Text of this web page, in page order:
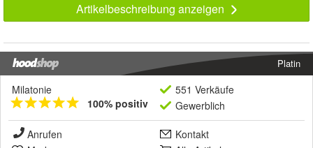
Artikelbeschreibung anzeigen
Platin
Milatonie
100% positiv
551 Verkäufe
Gewerblich
Anrufen
Kontakt